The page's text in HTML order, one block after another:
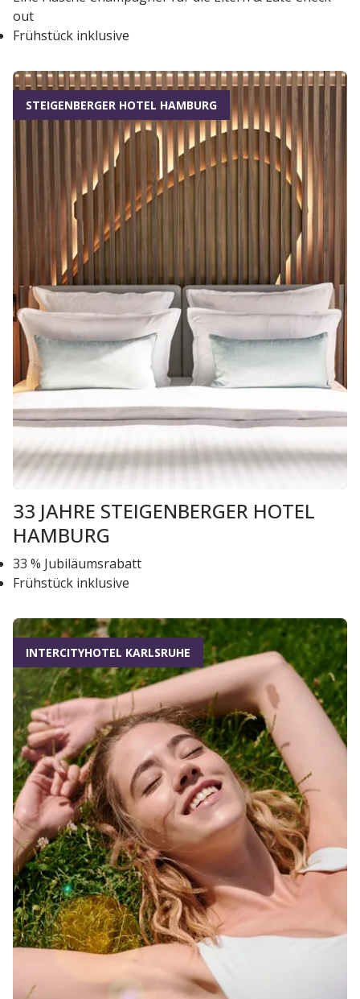
out
Frühstück inklusive
STEIGENBERGER HOTEL HAMBURG
33 JAHRE STEIGENBERGER HOTEL
HAMBURG
33 % Jubiläumsrabatt
Frühstück inklusive
INTERCITYHOTEL KARLSRUHE